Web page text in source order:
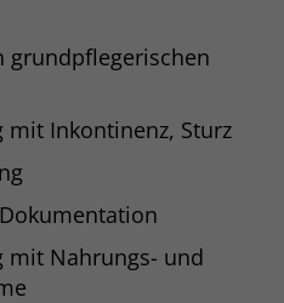
grundpflegerischen
Inkontinenz, Sturz
mit Nahrungs- und
und in einer einzigen